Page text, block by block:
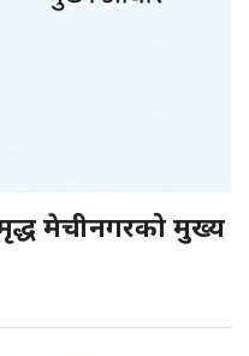
मेचीनगरको मुख्य